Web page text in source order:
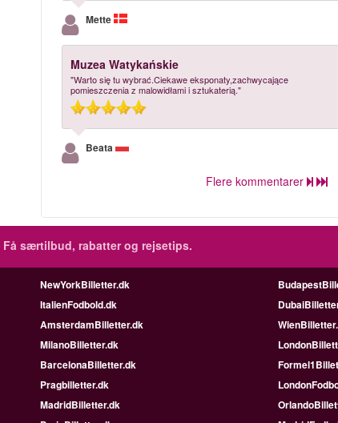
Mette
Muzea Watykańskie
"Warto się tu wybrać.Ciekawe eksponaty,zachwycające
pomieszczenia z malowidłami i sztukaterią."
Beata
Flere kommentarer
Få særtilbud, rabatter og rejsetips.
NewYorkBilletter.dk
ItalienFodbold.dk
AmsterdamBilletter.dk
MilanoBilletter.dk
BarcelonaBilletter.dk
Pragbilletter.dk
MadridBilletter.dk